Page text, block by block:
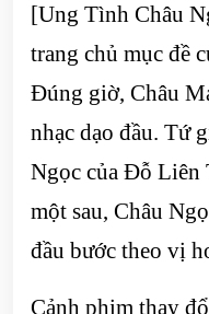
[Ung Tình Châu
trang chủ mục đề
Đúng giờ, Châu
nhạc dạo đầu. Tứ
Ngọc của Đỗ Liên
một sau, Châu
đầu bước theo vị
Cảnh phim thay